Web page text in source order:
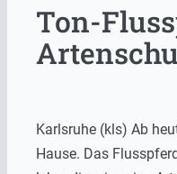
Ton-
Karlsruhe (kls) Ab
Hause. Das